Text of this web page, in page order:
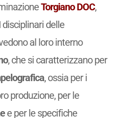
Torgiano DOC,
delle
al loro interno
, che si caratterizzano per
, ossia per i
produzione, per le
e per le specifiche